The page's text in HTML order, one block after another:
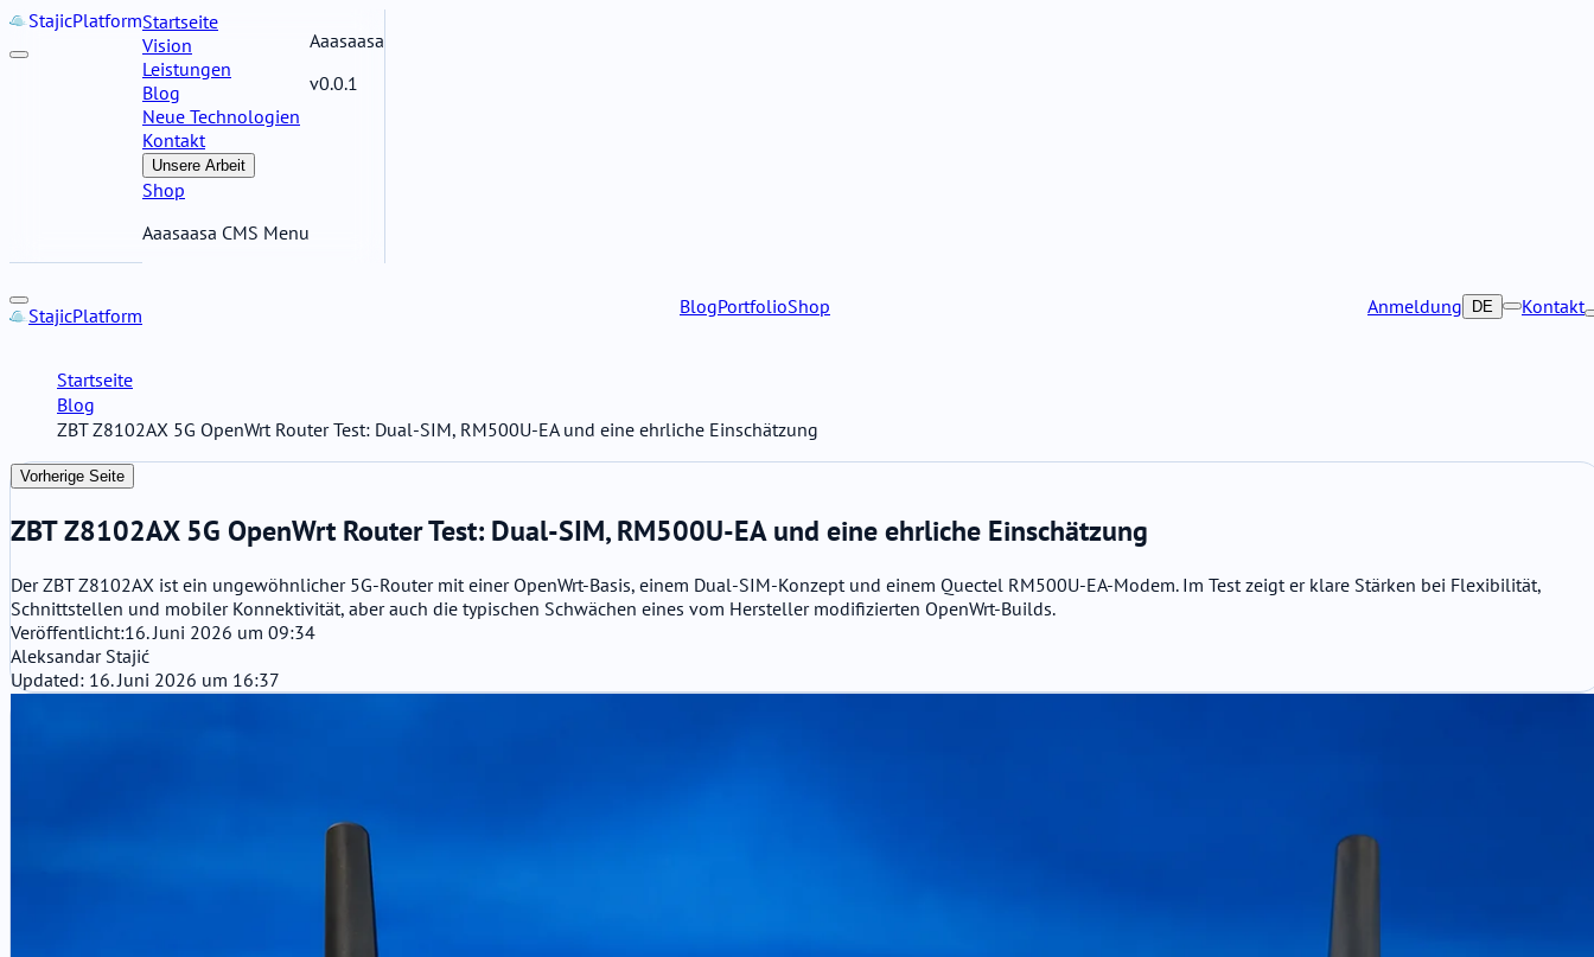
StajicPlatformStartseite
Vision
Leistungen
Blog
Neue Technologien
Kontakt
Unsere Arbeit
Shop
Aaasaasa CMS Menu
Aaasaasa
v0.0.1
StajicPlatform BlogPortfolioShop Anmeldung DE Kontakt
Startseite
Blog
ZBT Z8102AX 5G OpenWrt Router Test: Dual-SIM, RM500U-EA und eine ehrliche Einschätzung
Vorherige Seite
ZBT Z8102AX 5G OpenWrt Router Test: Dual-SIM, RM500U-EA und eine ehrliche Einschätzung
Der ZBT Z8102AX ist ein ungewöhnlicher 5G-Router mit einer OpenWrt-Basis, einem Dual-SIM-Konzept und einem Quectel RM500U-EA-Modem. Im Test zeigt er klare Stärken bei Flexibilität,
Schnittstellen und mobiler Konnektivität, aber auch die typischen Schwächen eines vom Hersteller modifizierten OpenWrt-Builds.
Veröffentlicht:16. Juni 2026 um 09:34
Aleksandar Stajić
Updated: 16. Juni 2026 um 16:37